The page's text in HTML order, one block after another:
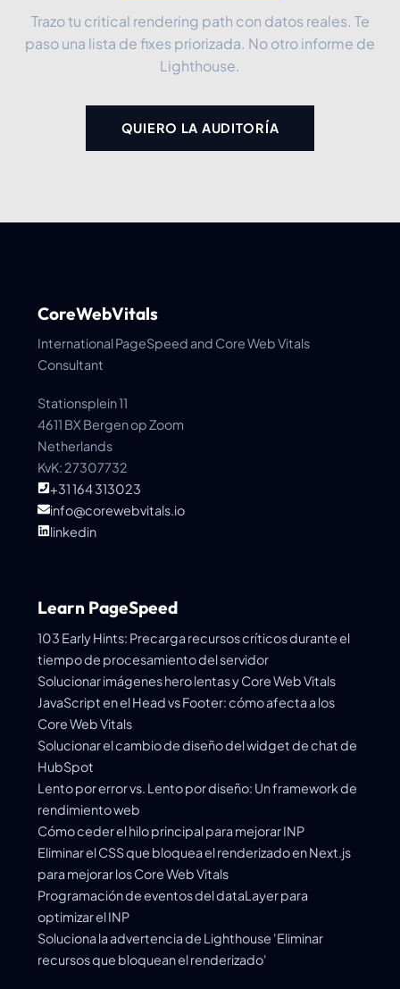
Trazo tu critical rendering path con datos reales. Te
paso una lista de fixes priorizada. No otro informe de
Lighthouse.
QUIERO LA AUDITORÍA
CoreWebVitals
International PageSpeed and Core Web Vitals
Consultant
Stationsplein 11
4611 BX Bergen op Zoom
Netherlands
KvK: 27307732
+31 164 313023
info@corewebvitals.io
linkedin
Learn PageSpeed
103 Early Hints: Precarga recursos críticos durante el
tiempo de procesamiento del servidor
Solucionar imágenes hero lentas y Core Web Vitals
JavaScript en el Head vs Footer: cómo afecta a los
Core Web Vitals
Solucionar el cambio de diseño del widget de chat de
HubSpot
Lento por error vs. Lento por diseño: Un framework de
rendimiento web
Cómo ceder el hilo principal para mejorar INP
Eliminar el CSS que bloquea el renderizado en Next.js
para mejorar los Core Web Vitals
Programación de eventos del dataLayer para
optimizar el INP
Soluciona la advertencia de Lighthouse 'Eliminar
recursos que bloquean el renderizado'